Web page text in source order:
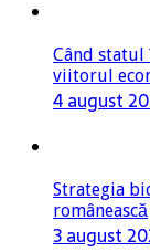
Când
viitorul
4 august
Strategia
românească
3 august